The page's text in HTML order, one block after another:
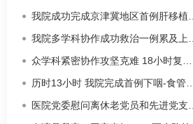
我院成功完成京津冀地区首例肝移植…
我院多学科协作成功救治一例累及上…
众学科紧密协作攻坚克难 18小时复…
历时13小时 我院完成首例下咽-食管…
医院党委慰问离休老党员和先进党支…